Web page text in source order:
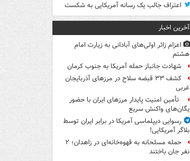
اعتراف جالب یک رسانه آمریکایی به شکست
آخرین اخبار
اعزام زائر اولی‌های آبادانی به زیارت امام
هشتم
شهادت جانباز حمله آمریکا به جنوب کرمان
کشف ۳۳ قبضه سلاح در مرزهای آذربایجان
غربی
تأمین امنیت پایدار مرزهای ایران با حضور
یگان‌های واکنش سریع
رسوایی دیپلماسی آمریکا در برابر ایران توسط
بلاگر آمریکایی!
حمله مسلحانه به قهوه‌خانه‌ای در زاهدان؛ ۲
نفر جان باختند